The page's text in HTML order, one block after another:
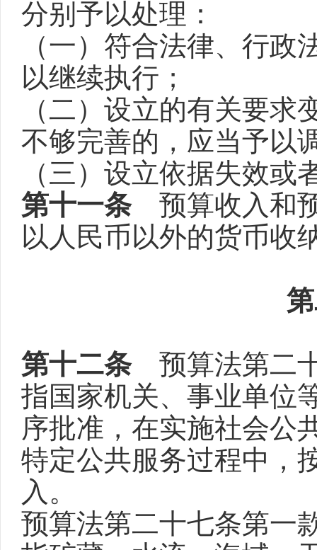
分别予以处理：
（一）符合法律、行
以继续执行；
（二）设立的有关要
不够完善的，应当予以
（三）设立依据失效
第十一条预算收入和预
以人民币以外的货币收
第十二条预算法第二十
指国家机关、事业单位
序批准，在实施社会公
特定公共服务过程中，
入。
预算法第二十七条第一